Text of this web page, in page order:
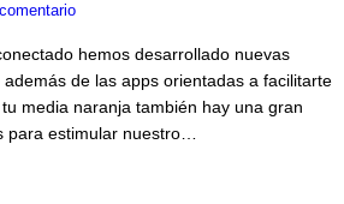
hemos desarrollado nuevas
de las apps orientadas a facilitarte
media naranja también hay una gran
para estimular nuestro…